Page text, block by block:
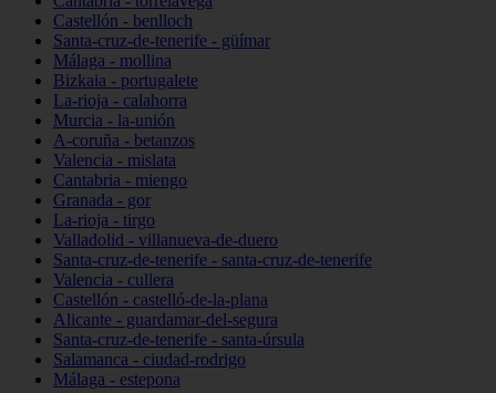
Castellón - benlloch
Santa-cruz-de-tenerife - güímar
Málaga - mollina
Bizkaia - portugalete
La-rioja - calahorra
Murcia - la-unión
A-coruña - betanzos
Valencia - mislata
Cantabria - miengo
Granada - gor
La-rioja - tirgo
Valladolid - villanueva-de-duero
Santa-cruz-de-tenerife - santa-cruz-de-tenerife
Valencia - cullera
Castellón - castelló-de-la-plana
Alicante - guardamar-del-segura
Santa-cruz-de-tenerife - santa-úrsula
Salamanca - ciudad-rodrigo
Málaga - estepona